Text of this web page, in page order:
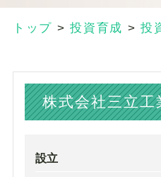
トップ >投資育成 >投
株式会社三立工
設立